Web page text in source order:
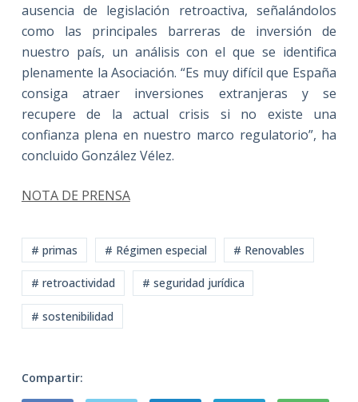
ausencia de legislación retroactiva, señalándolos
como las principales barreras de inversión de
nuestro país, un análisis con el que se identifica
plenamente la Asociación. “Es muy difícil que España
consiga atraer inversiones extranjeras y se
recupere de la actual crisis si no existe una
confianza plena en nuestro marco regulatorio”, ha
concluido González Vélez.
NOTA DE PRENSA
# primas # Régimen especial # Renovables
# retroactividad # seguridad jurídica
# sostenibilidad
Compartir: